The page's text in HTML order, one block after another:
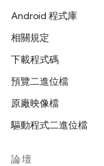
Android 程式庫
相關規定
下載程式碼
預覽二進位檔
原廠映像檔
驅動程式二進位檔
論壇